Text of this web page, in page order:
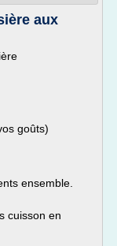
aux
goûts)
ensemble.
cuisson en